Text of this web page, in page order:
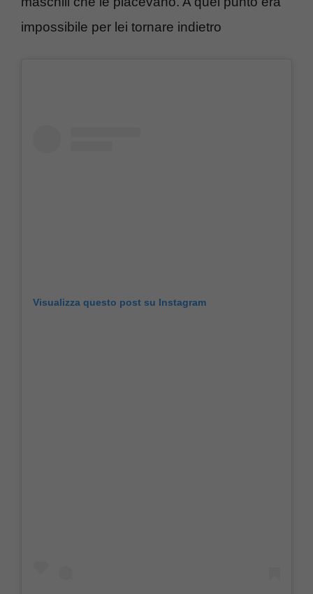
impossibile per lei tornare indietro
Visualizza questo post su Instagram